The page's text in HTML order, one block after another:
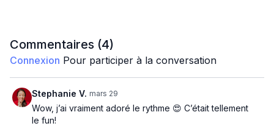
Commentaires (4)
Connexion Pour participer à la conversation
Stephanie V. mars 29
Wow, j’ai vraiment adoré le rythme 😍 C’était tellement
le fun!